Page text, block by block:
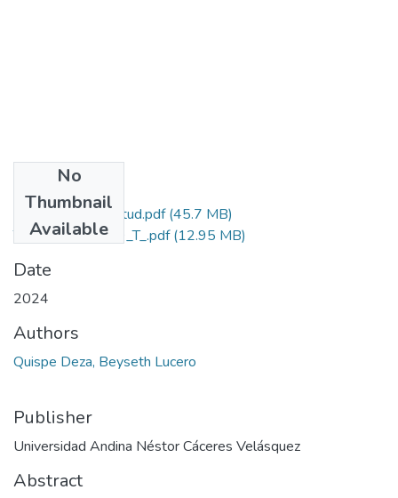
No
Thumbnail
Available
Grado de Similitud.pdf(45.7 MB)
T036_73773809_T_.pdf(12.95 MB)
Date
2024
Authors
Quispe Deza, Beyseth Lucero
Publisher
Universidad Andina Néstor Cáceres Velásquez
Abstract